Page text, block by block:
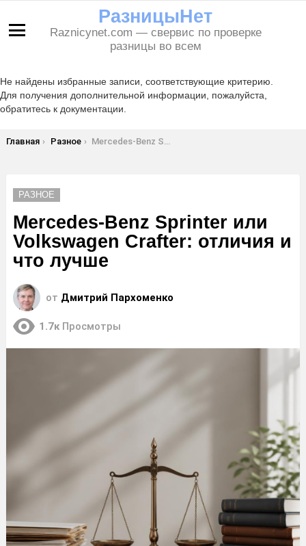
РазницыНет
Raznicynet.com — свервис по проверке
разницы во всем
Не найдены избранные записи, соответствующие критерию.
Для получения дополнительной информации, пожалуйста,
обратитесь к документации.
Вы здесь:
Главная Разное Mercedes-Benz Sprinter или Volkswagen Crafter: отличия и что лучше
РАЗНОЕ
Mercedes-Benz Sprinter или
Volkswagen Crafter: отличия и
что лучше
от Дмитрий Пархоменко
1.7к Просмотры